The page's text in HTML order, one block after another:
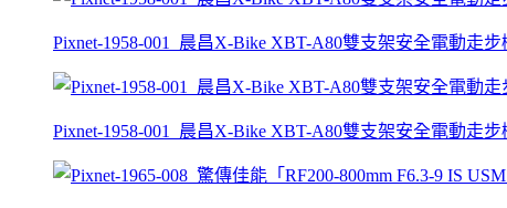
Pixnet-1958-001_晨昌X-Bike XBT-A80雙支架安全電動走
Pixnet-1958-001_晨昌X-Bike XBT-A80雙支架安全電動走